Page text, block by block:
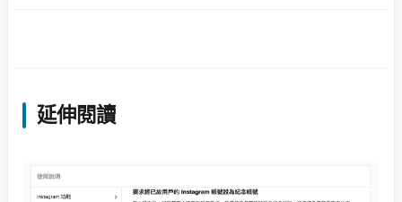
延伸閱讀